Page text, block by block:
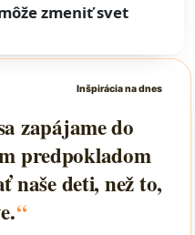
zmeniť svet